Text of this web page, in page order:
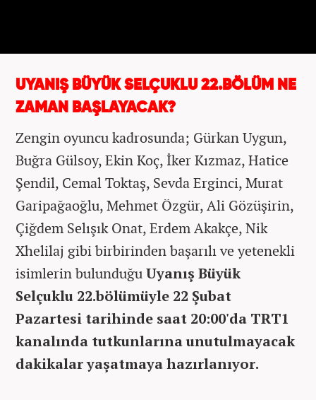
UYANIŞ BÜYÜK SELÇUKLU 22.BÖLÜM NE
ZAMAN BAŞLAYACAK?
Zengin oyuncu kadrosunda; Gürkan Uygun​,
Buğra Gülsoy, Ekin Koç, İker Kızmaz, Hatice
Şendil, Cemal Toktaş, Sevda Erginci, Murat
Garipağaoğlu, Mehmet Özgür, Ali Gözüşirin,
Çiğdem Selışık Onat, Erdem Akakçe, Nik
Xhelilaj gibi birbirinden başarılı ve yetenekli
isimlerin bulunduğuUyanış Büyük
Selçuklu 22.bölümüyle 22 Şubat
Pazartesi tarihinde saat 20:00'da TRT1
kanalında tutkunlarına unutulmayacak
dakikalar yaşatmaya hazırlanıyor.